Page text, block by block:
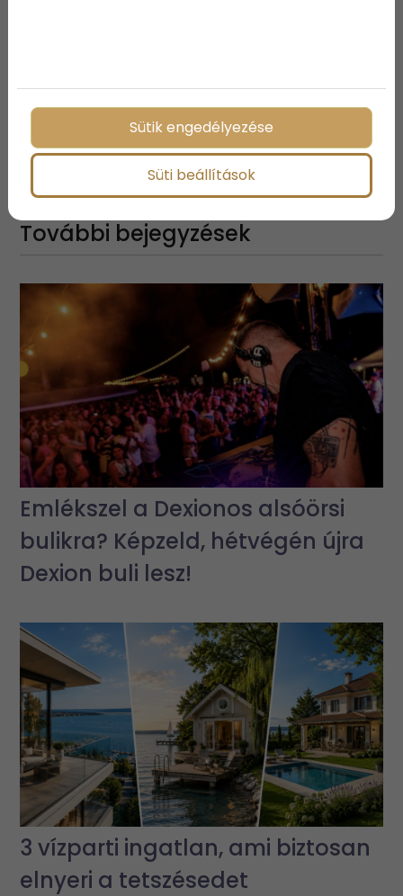
Megosztás:
További bejegyzések
Emlékszel a Dexionos alsóörsi
bulikra? Képzeld, hétvégén újra
Dexion buli lesz!
3 vízparti ingatlan, ami biztosan
elnyeri a tetszésedet
Sütik engedélyezése
Süti beállítások